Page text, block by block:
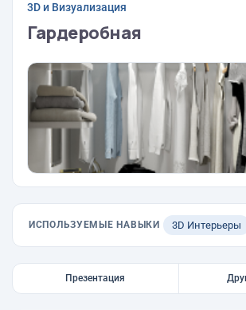
3D и Визуализация
Гардеробная
ИСПОЛЬЗУЕМЫЕ НАВЫКИ 3D Интерьеры
Презентация